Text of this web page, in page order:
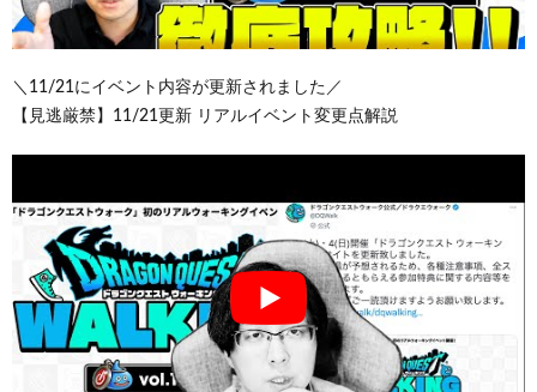
＼11/21にイベント内容が更新されました／
【見逃厳禁】11/21更新 リアルイベント変更点解説